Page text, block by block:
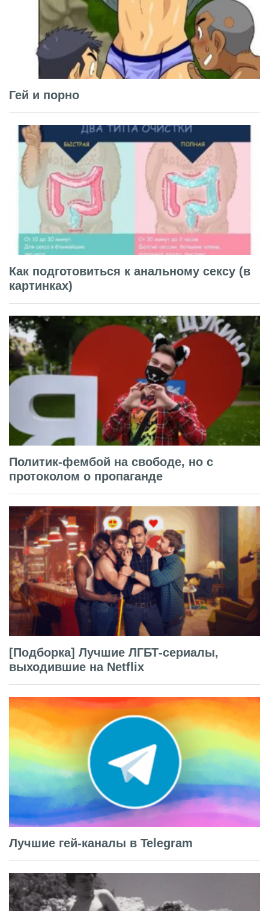
Гей и порно
Как подготовиться к анальному сексу (в
картинках)
Политик-фембой на свободе, но с
протоколом о пропаганде
[Подборка] Лучшие ЛГБТ-сериалы,
выходившие на Netflix
Лучшие гей-каналы в Telegram